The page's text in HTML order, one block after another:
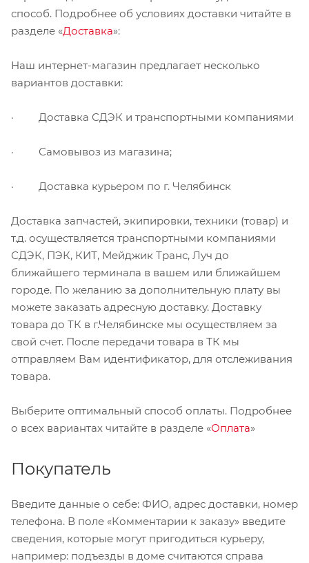
способ. Подробнее об условиях доставки читайте в
разделе «Доставка»:
Наш интернет-магазин предлагает несколько
вариантов доставки:
· Доставка СДЭК и транспортными компаниями
· Самовывоз из магазина;
· Доставка курьером по г. Челябинск
Доставка запчастей, экипировки, техники (товар) и
т.д. осуществляется транспортными компаниями
СДЭК, ПЭК, КИТ, Мейджик Транс, Луч до
ближайшего терминала в вашем или ближайшем
городе. По желанию за дополнительную плату вы
можете заказать адресную доставку. Доставку
товара до ТК в г.Челябинске мы осуществляем за
свой счет. После передачи товара в ТК мы
отправляем Вам идентификатор, для отслеживания
товара.
Выберите оптимальный способ оплаты. Подробнее
о всех вариантах читайте в разделе «Оплата»
Покупатель
Введите данные о себе: ФИО, адрес доставки, номер
телефона. В поле «Комментарии к заказу» введите
сведения, которые могут пригодиться курьеру,
например: подъезды в доме считаются справа